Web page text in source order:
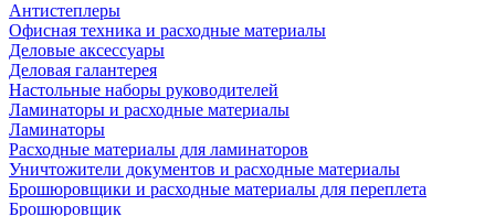
Антистеплеры
Офисная техника и расходные материалы
Деловые аксессуары
Деловая галантерея
Настольные наборы руководителей
Ламинаторы и расходные материалы
Ламинаторы
Расходные материалы для ламинаторов
Уничтожители документов и расходные материалы
Брошюровщики и расходные материалы для переплета
Брошюровщик